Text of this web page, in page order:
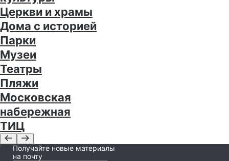
Церкви и храмы
Дома с историей
Парки
Музеи
Театры
Пляжи
Московская
набережная
ТИЦ
Получайте новые материалы
на почту